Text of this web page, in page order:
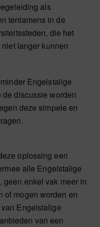
als
tentamens in de
die het
langer kunnen
Engelstalige
discussie worden
deze simpele en
oplossing een
alle Engelstalige
enkel vak meer in
of mogen worden en
Engelstalige
van een